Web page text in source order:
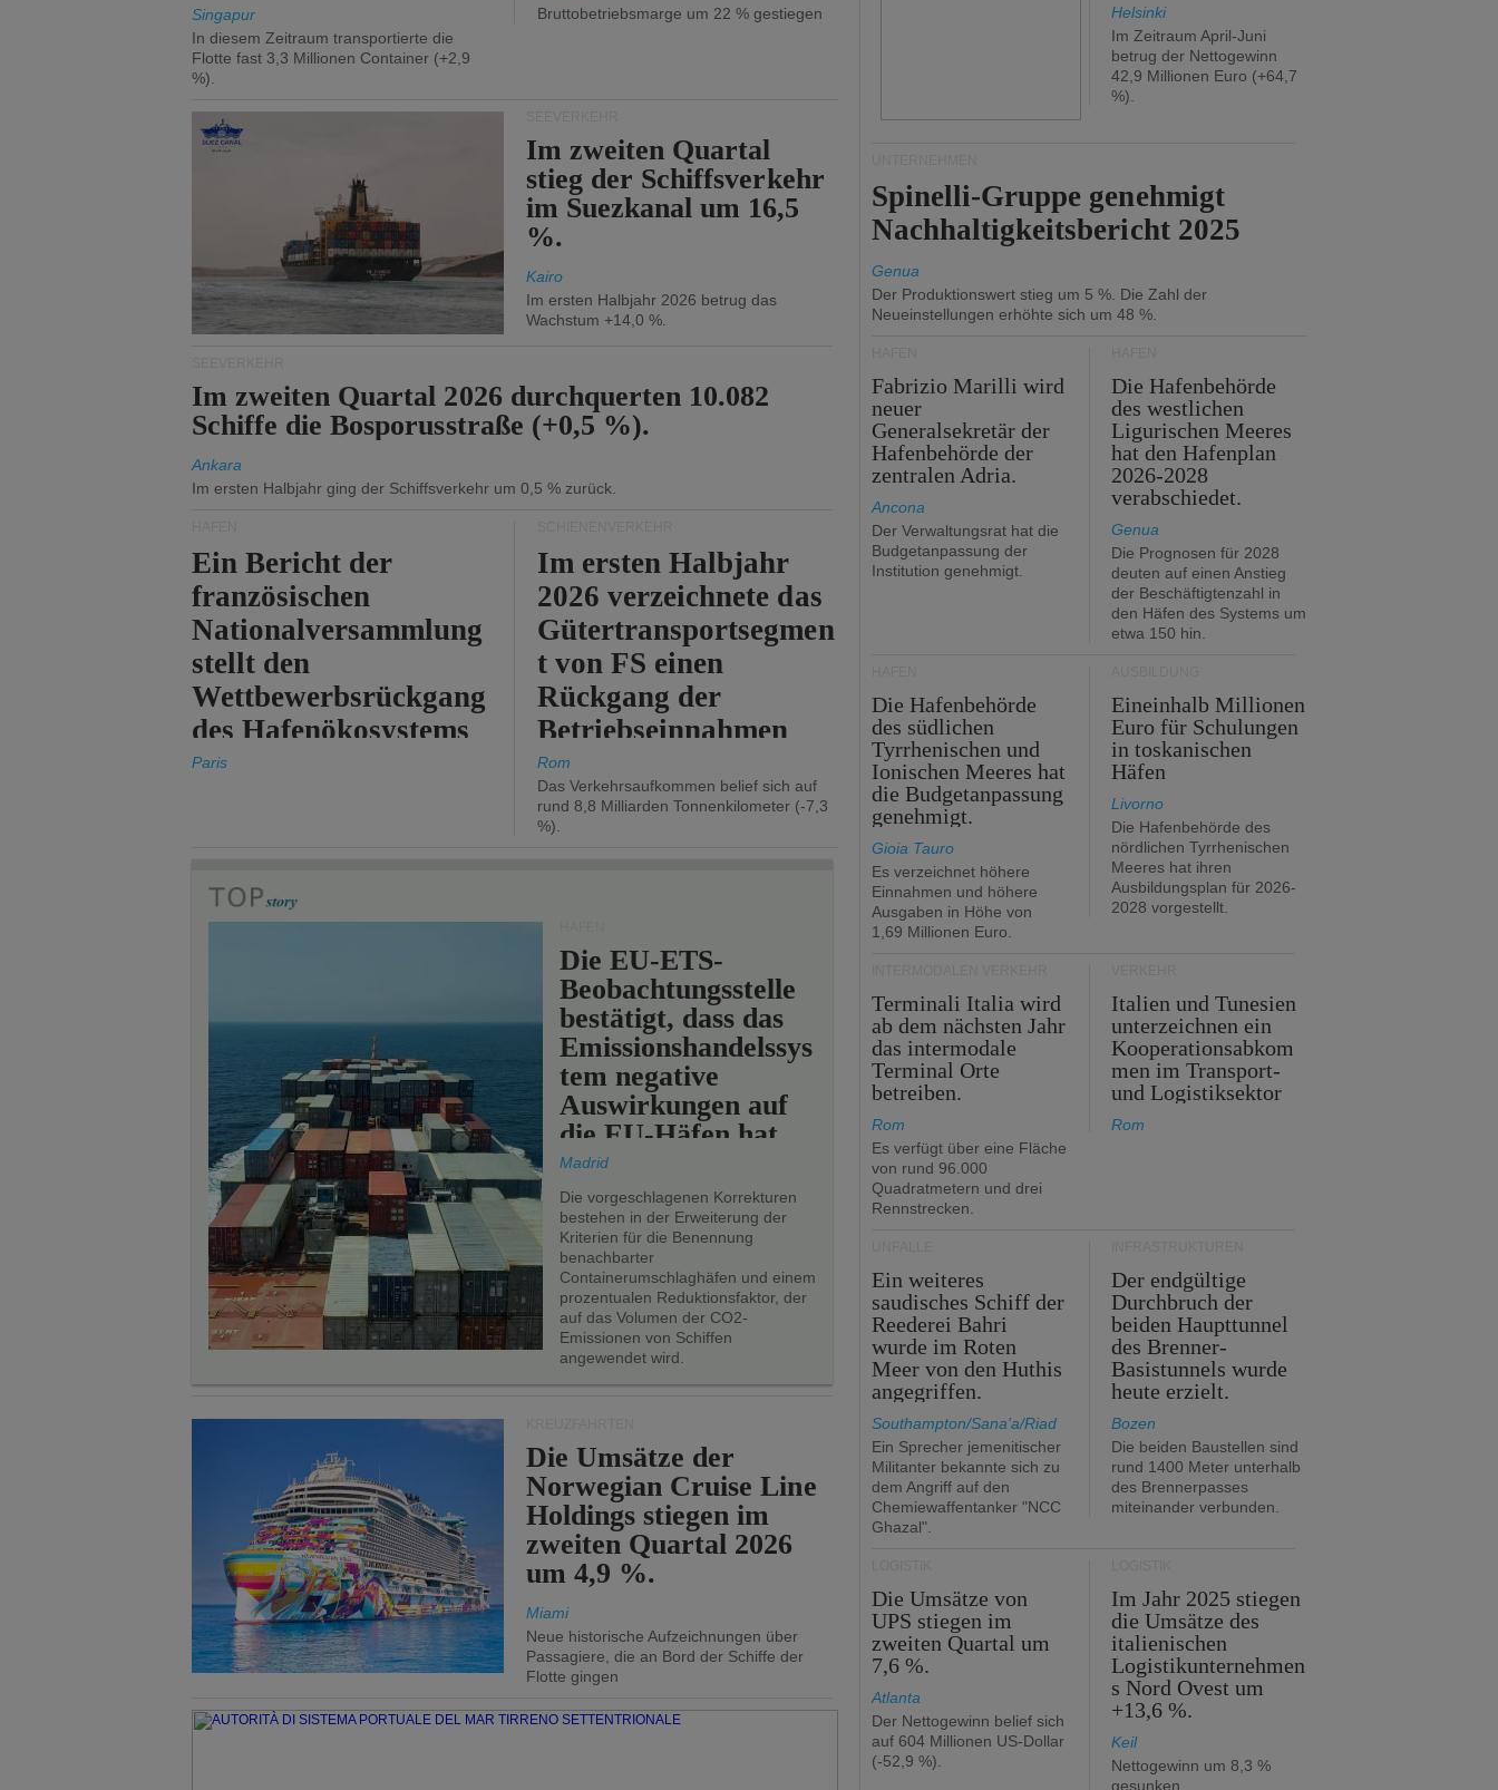
Singapur
In diesem Zeitraum transportierte die
Flotte fast 3,3 Millionen Container (+2,9
%).
Bruttobetriebsmarge um 22 % gestiegen
Im zweiten Quartal
stieg der Schiffsverkehr
im Suezkanal um 16,5
%.
Kairo
Im ersten Halbjahr 2026 betrug das
Wachstum +14,0 %.
Im zweiten Quartal 2026 durchquerten 10.082
Schiffe die Bosporusstraße (+0,5 %).
Ankara
Im ersten Halbjahr ging der Schiffsverkehr um 0,5 % zurück.
Ein Bericht der
französischen
Nationalversammlung
stellt den
Wettbewerbsrückgang
des Hafenökosystems
des Staates fest.
Paris
Im ersten Halbjahr
2026 verzeichnete das
Gütertransportsegmen
t von FS einen
Rückgang der
Betriebseinnahmen
um 2,7 %.
Rom
Das Verkehrsaufkommen belief sich auf
rund 8,8 Milliarden Tonnenkilometer (-7,3
%).
Die EU-ETS-
Beobachtungsstelle
bestätigt, dass das
Emissionshandelssys
tem negative
Auswirkungen auf
die EU-Häfen hat.
Madrid
Die vorgeschlagenen Korrekturen
bestehen in der Erweiterung der
Kriterien für die Benennung
benachbarter
Containerumschlaghäfen und einem
prozentualen Reduktionsfaktor, der
auf das Volumen der CO2-
Emissionen von Schiffen
angewendet wird.
Die Umsätze der
Norwegian Cruise Line
Holdings stiegen im
zweiten Quartal 2026
um 4,9 %.
Miami
Neue historische Aufzeichnungen über
Passagiere, die an Bord der Schiffe der
Flotte gingen
Helsinki
Im Zeitraum April-Juni
betrug der Nettogewinn
42,9 Millionen Euro (+64,7
%).
Spinelli-Gruppe genehmigt
Nachhaltigkeitsbericht 2025
Genua
Der Produktionswert stieg um 5 %. Die Zahl der
Neueinstellungen erhöhte sich um 48 %.
Fabrizio Marilli wird
neuer
Generalsekretär der
Hafenbehörde der
zentralen Adria.
Ancona
Der Verwaltungsrat hat die
Budgetanpassung der
Institution genehmigt.
Die Hafenbehörde
des westlichen
Ligurischen Meeres
hat den Hafenplan
2026-2028
verabschiedet.
Genua
Die Prognosen für 2028
deuten auf einen Anstieg
der Beschäftigtenzahl in
den Häfen des Systems um
etwa 150 hin.
Die Hafenbehörde
des südlichen
Tyrrhenischen und
Ionischen Meeres hat
die Budgetanpassung
genehmigt.
Gioia Tauro
Es verzeichnet höhere
Einnahmen und höhere
Ausgaben in Höhe von
1,69 Millionen Euro.
Eineinhalb Millionen
Euro für Schulungen
in toskanischen
Häfen
Livorno
Die Hafenbehörde des
nördlichen Tyrrhenischen
Meeres hat ihren
Ausbildungsplan für 2026-
2028 vorgestellt.
Terminali Italia wird
ab dem nächsten Jahr
das intermodale
Terminal Orte
betreiben.
Rom
Es verfügt über eine Fläche
von rund 96.000
Quadratmetern und drei
Rennstrecken.
Italien und Tunesien
unterzeichnen ein
Kooperationsabkom
men im Transport-
und Logistiksektor
Rom
Ein weiteres
saudisches Schiff der
Reederei Bahri
wurde im Roten
Meer von den Huthis
angegriffen.
Southampton/Sana'a/Riad
Ein Sprecher jemenitischer
Militanter bekannte sich zu
dem Angriff auf den
Chemiewaffentanker "NCC
Ghazal".
Der endgültige
Durchbruch der
beiden Haupttunnel
des Brenner-
Basistunnels wurde
heute erzielt.
Bozen
Die beiden Baustellen sind
rund 1400 Meter unterhalb
des Brennerpasses
miteinander verbunden.
Die Umsätze von
UPS stiegen im
zweiten Quartal um
7,6 %.
Atlanta
Der Nettogewinn belief sich
auf 604 Millionen US-Dollar
(-52,9 %).
Im Jahr 2025 stiegen
die Umsätze des
italienischen
Logistikunternehmen
s Nord Ovest um
+13,6 %.
Keil
Nettogewinn um 8,3 %
gesunken